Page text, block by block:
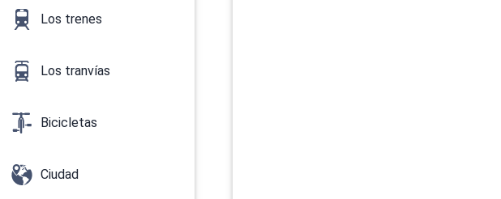
Los trenes
Los tranvías
Bicicletas
Ciudad